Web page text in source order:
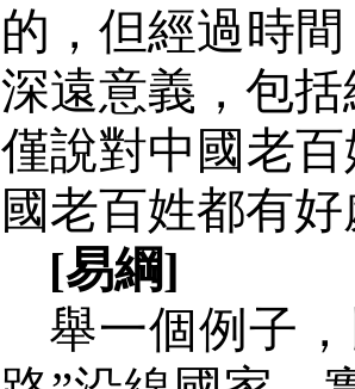
的，但經過時
深遠意義，包
僅說對中國老
國老百姓都有
[易綱]
舉一個例子